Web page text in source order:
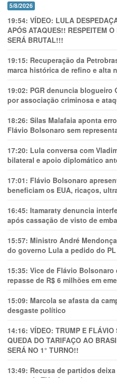
5/8/2026
19:54: VÍDEO: LULA
APÓS ATAQUES!! RESPEITEM
SERÁ BRUTAL!!!
19:15: Recuperação da
marca histórica de refino e alta
19:02: PGR denuncia blogueiro
por associação criminosa e
18:26: Silas Malafaia aponta
Flávio Bolsonaro sem
17:20: Lula conversa com
bilateral e apoio diplomático
17:01: Flávio Bolsonaro
beneficiam os EUA, ricaços,
16:45: Itamaraty denuncia
após cassação de visto de
15:57: Ministro André
do governo Lula a pedido do PL
15:35: Vice de Flávio
repasse de R$ 6 milhões em
15:09: Marcola se afasta da
desgaste político
14:16: VÍDEO: TRUMP E FLÁVIO
QUEDA DO TARIFAÇO AO
SERÁ NO 1° TURNO!!
13:49: Recusa de partidos